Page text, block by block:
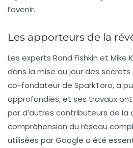
l’avenir.
Les apporteurs de la
Les experts Rand Fishkin et Mike
dans la mise au jour des
co-fondateur de SparkToro, a
approfondies, et ses travaux
par d’autres contributeurs de la
compréhension du réseau
utilisées par Google a été